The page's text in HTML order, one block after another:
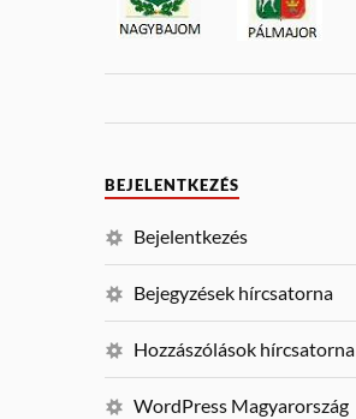
BEJELENTKEZÉS
Bejelentkezés
Bejegyzések hírcsatorna
Hozzászólások hírcsatorna
WordPress Magyarország